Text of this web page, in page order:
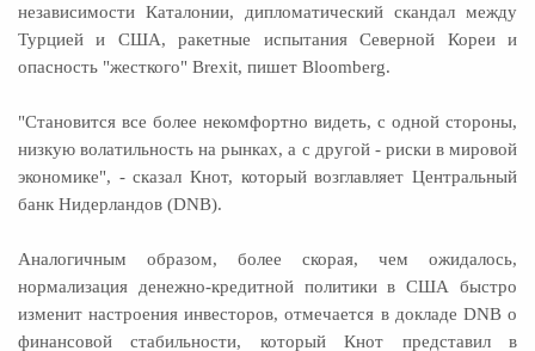
независимости Каталонии, дипломатический скандал между
Турцией и США, ракетные испытания Северной Кореи и
опасность "жесткого" Brexit, пишет Bloomberg.
"Становится все более некомфортно видеть, с одной стороны,
низкую волатильность на рынках, а с другой - риски в мировой
экономике", - сказал Кнот, который возглавляет Центральный
банк Нидерландов (DNB).
Аналогичным образом, более скорая, чем ожидалось,
нормализация денежно-кредитной политики в США быстро
изменит настроения инвесторов, отмечается в докладе DNB о
финансовой стабильности, который Кнот представил в